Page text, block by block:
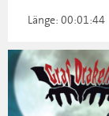
Länge: 00:01:44